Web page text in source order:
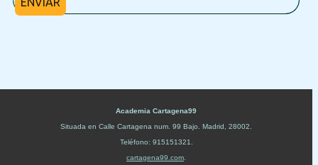
Academia Cartagena99
Situada en Calle Cartagena num. 99 Bajo Madrid 28002
Teléfono: 915151321
cartagena99.com